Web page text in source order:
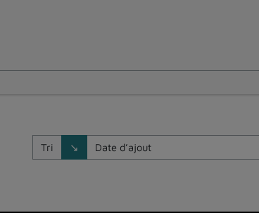
Tri ↘
Direction de tri